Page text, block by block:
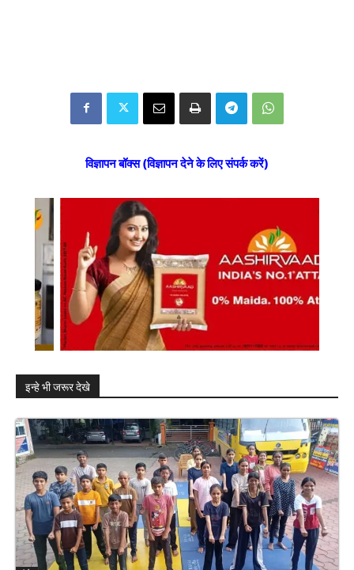
विज्ञापन बॉक्स (विज्ञापन देने के लिए संपर्क करें)
इन्हे भी जरूर देखे